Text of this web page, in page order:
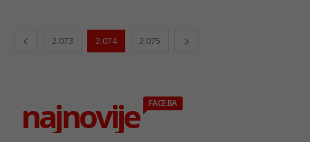
2.073 2.074 2.075
najnovije FACE.BA